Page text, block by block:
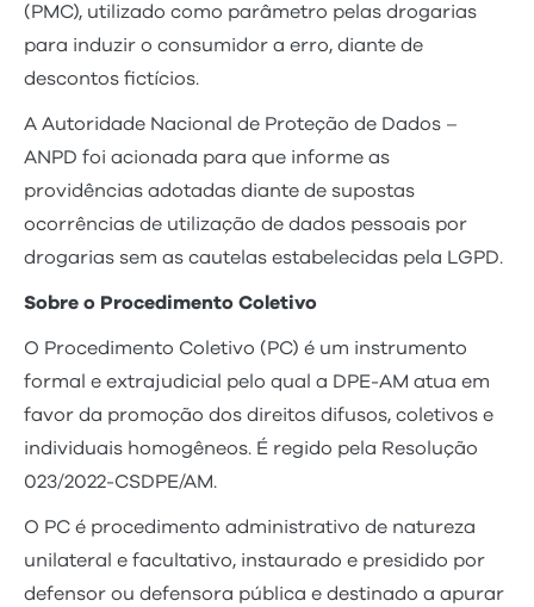
(PMC), utilizado como parâmetro pelas drogarias
para induzir o consumidor a erro, diante de
descontos fictícios.
A Autoridade Nacional de Proteção de Dados –
ANPD foi acionada para que informe as
providências adotadas diante de supostas
ocorrências de utilização de dados pessoais por
drogarias sem as cautelas estabelecidas pela LGPD.
Sobre o Procedimento Coletivo
O Procedimento Coletivo (PC) é um instrumento
formal e extrajudicial pelo qual a DPE-AM atua em
favor da promoção dos direitos difusos, coletivos e
individuais homogêneos. É regido pela Resolução
023/2022-CSDPE/AM.
O PC é procedimento administrativo de natureza
unilateral e facultativo, instaurado e presidido por
defensor ou defensora pública e destinado a apurar